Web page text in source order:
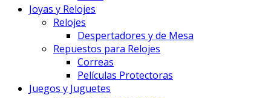
Joyas y Relojes
Relojes
Despertadores y de Mesa
Repuestos para Relojes
Correas
Películas Protectoras
Juegos y Juguetes